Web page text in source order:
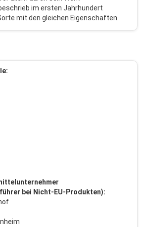
im ersten Jahrhundert
mit den gleichen Eigenschaften.
bei Nicht-EU-Produkten):